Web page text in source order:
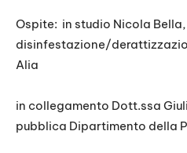
Ospite: in studio Nicola
disinfestazione/
Alia
in collegamento Dott.ssa
pubblica Dipartimento della